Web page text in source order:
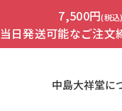
7,500円(税込)
当日発送可能なご注文
中島大祥堂に